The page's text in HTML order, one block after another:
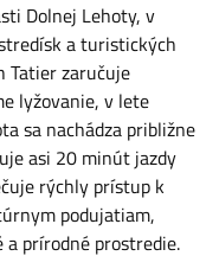
Dolnej Lehoty, v
a turistických
Tatier zaručuje
lyžovanie, v lete
sa nachádza približne
asi 20 minút jazdy
rýchly prístup k
podujatiam,
a prírodné prostredie.